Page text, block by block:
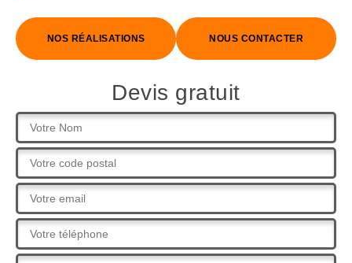
NOS RÉALISATIONS NOUS CONTACTER
Devis gratuit